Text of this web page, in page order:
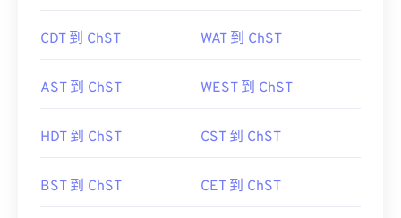
CDT 到 ChST WAT 到 ChST
AST 到 ChST WEST 到 ChST
HDT 到 ChST CST 到 ChST
BST 到 ChST CET 到 ChST